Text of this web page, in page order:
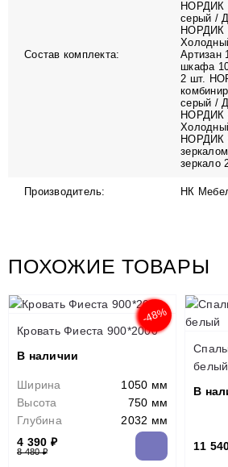
Состав комплекта:
НОРДИК
серый /
НОРДИК
Артизан
шкафа
2 шт.
серый /
НОРДИК
НОРДИК
зеркало
Производитель: НК
ПОХОЖИЕ ТОВАРЫ
-48%
Кровать Фиеста 900*2000
В наличии
Ширина
1050 мм
Высота
750 мм
Глубина
2032 мм
4 390 ₽
8 480 ₽
белый
В
11